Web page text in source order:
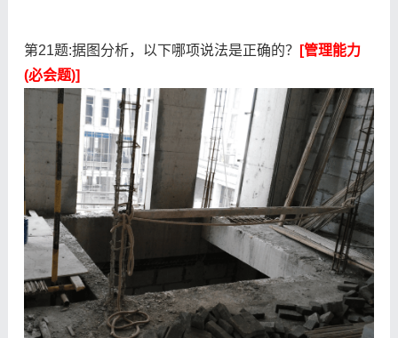
第21题:据图分析，以下哪项说法是正确的？
[管理能力
(必会题)]